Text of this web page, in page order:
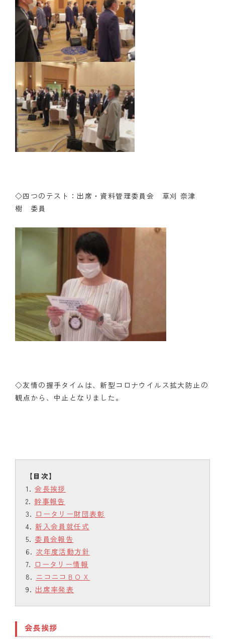
◇四つのテスト：出席・資料管理委員会 草刈 奈津
樹 委員
◇友情の握手タイムは、新型コロナウイルス拡大防止の
観点から、中止となりました。
会長挨拶
幹事報告
ロータリー財団表彰
新入会員就任式
委員会報告
次年度活動方針
ロータリー情報
ニコニコＢＯＸ
出席率発表
会長挨拶